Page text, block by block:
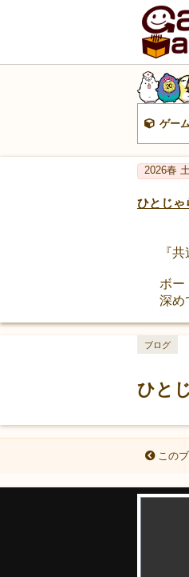
ゲー
2026春
ひとじゃ
『
ボー
深め
ひと
ブログ
この